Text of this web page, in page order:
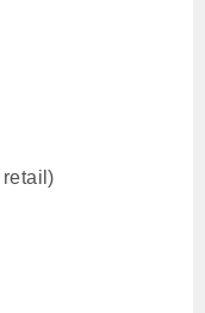
retail)